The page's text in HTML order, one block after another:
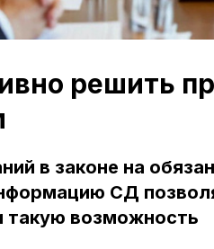
решить
в законе на
СД
такую возможность